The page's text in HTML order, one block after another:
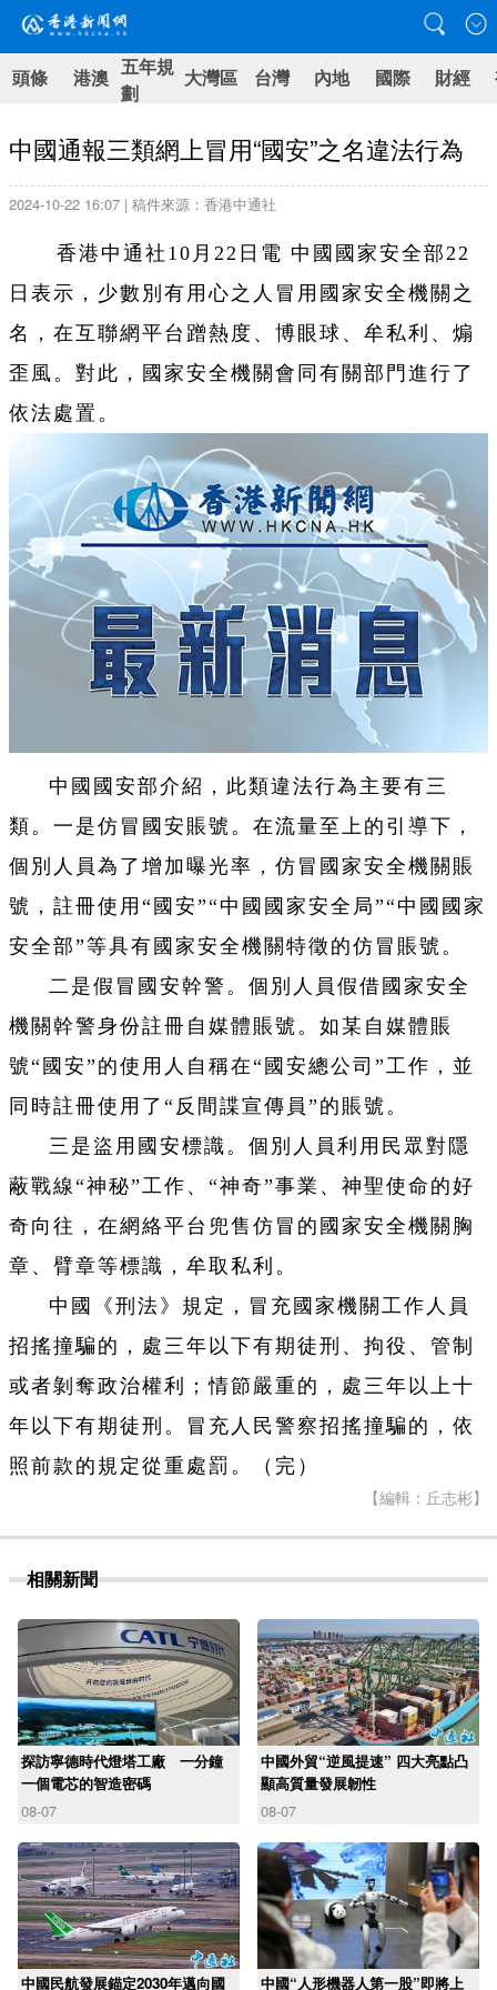
頭條 港澳 五年規
劃
大灣區 台灣 內地 國際 財經
中國通報三類網上冒用“國安”之名違法行為
2024-10-22 16:07 | 稿件來源：香港中通社
香港中通社10月22日電 中國國家安全部22
日表示，少數別有用心之人冒用國家安全機關之
名，在互聯網平台蹭熱度、博眼球、牟私利、煽
歪風。對此，國家安全機關會同有關部門進行了
依法處置。
中國國安部介紹，此類違法行為主要有三
類。一是仿冒國安賬號。在流量至上的引導下，
個別人員為了增加曝光率，仿冒國家安全機關賬
號，註冊使用“國安”“中國國家安全局”“中國國家
安全部”等具有國家安全機關特徵的仿冒賬號。
二是假冒國安幹警。個別人員假借國家安全
機關幹警身份註冊自媒體賬號。如某自媒體賬
號“國安”的使用人自稱在“國安總公司”工作，並
同時註冊使用了“反間諜宣傳員”的賬號。
三是盜用國安標識。個別人員利用民眾對隱
蔽戰線“神秘”工作、“神奇”事業、神聖使命的好
奇向往，在網絡平台兜售仿冒的國家安全機關胸
章、臂章等標識，牟取私利。
中國《刑法》規定，冒充國家機關工作人員
招搖撞騙的，處三年以下有期徒刑、拘役、管制
或者剝奪政治權利；情節嚴重的，處三年以上十
年以下有期徒刑。冒充人民警察招搖撞騙的，依
照前款的規定從重處罰。（完）
【編輯：丘志彬】
相關新聞
探訪寧德時代燈塔工廠 一分鐘
一個電芯的智造密碼
08-07
中國外貿“逆風提速” 四大亮點凸
顯高質量發展韌性
08-07
中國民航發展錨定2030年邁向國 中國“人形機器人第一股”即將上